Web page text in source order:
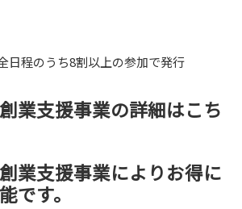
日程のうち8割以上の参加で発行
業支援事業の詳細はこち
業支援事業によりお得に
です。